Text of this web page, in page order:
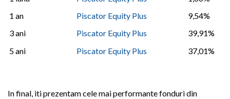
1 an
Piscator Equity Plus
9,54%
3 ani
Piscator Equity Plus
39,91%
5 ani
Piscator Equity Plus 37,01%
In final, iti prezentam cele mai performante fonduri din